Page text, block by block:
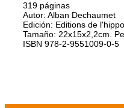
319 páginas
Autor: Alban Dechaumet
Edición: Editions de
Tamaño: 22x15x2,2cm.
ISBN 978-2-9551009-0-5